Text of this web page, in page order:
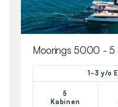
Moorings 5000 - 5
1-3 y/o
5
Kabinen